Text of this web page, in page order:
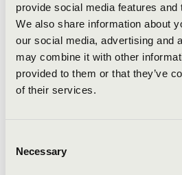
provide social media features and
We also share information about
our social media, advertising and
may combine it with other
provided to them or that they’ve
of their services.
Selection
Necessary
Zenekarral, az
Zenekarral és a
mint szólista.
Vargas, Vashegyi